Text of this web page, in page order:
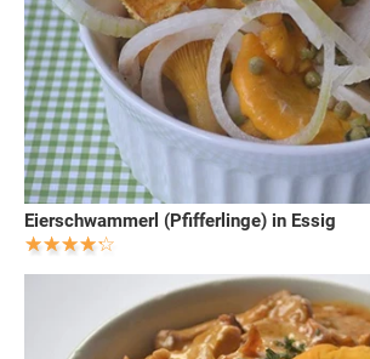
Eierschwammerl (Pfifferlinge) in Essig